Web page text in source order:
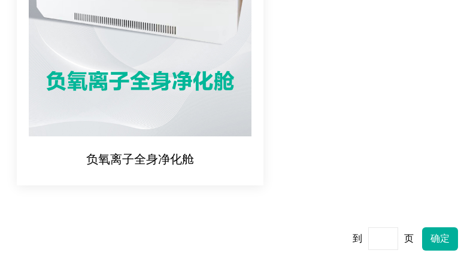
负氧离子全身净化舱
到 页